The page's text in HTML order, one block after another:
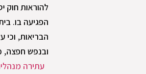
להוראות חוק
הפגיעה בו.
הבריאות,
ובנפש חפצה,
עתירה